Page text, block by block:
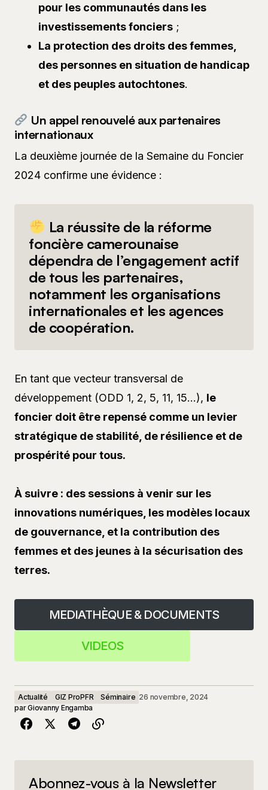
pour les communautés dans les
investissements fonciers ;
La protection des droits des femmes,
des personnes en situation de handicap
et des peuples autochtones.
Un appel renouvelé aux partenaires
internationaux
La deuxième journée de la Semaine du Foncier
2024 confirme une évidence :
La réussite de la réforme
foncière camerounaise
dépendra de l’engagement actif
de tous les partenaires,
notamment les organisations
internationales et les agences
de coopération.
En tant que vecteur transversal de
développement (ODD 1, 2, 5, 11, 15…), le
foncier doit être repensé comme un levier
stratégique de stabilité, de résilience et de
prospérité pour tous.
À suivre : des sessions à venir sur les
innovations numériques, les modèles locaux
de gouvernance, et la contribution des
femmes et des jeunes à la sécurisation des
terres.
MEDIATHÈQUE & DOCUMENTS
VIDEOS
Actualité GIZ ProPFR Séminaire 26 novembre, 2024
parGiovanny Engamba
Abonnez-vous à la Newsletter